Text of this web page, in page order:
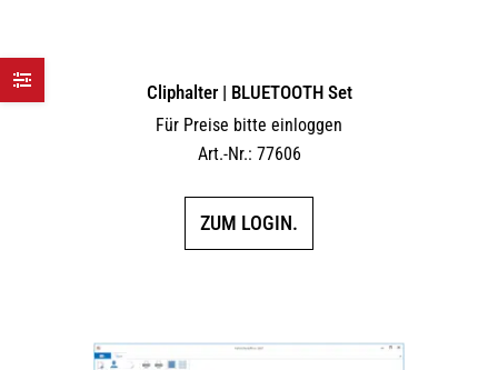
Cliphalter | BLUETOOTH Set
Für Preise bitte einloggen
Art.-Nr.: 77606
ZUM LOGIN.